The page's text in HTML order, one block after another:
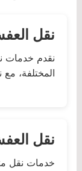
نقل
نقدم خدمات
المختلفة،
نقل
خدمات نقل